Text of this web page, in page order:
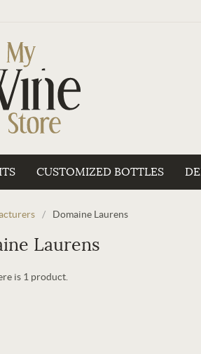
CUSTOMIZED BOTTLES
/ Domaine Laurens
Laurens
is 1 product.